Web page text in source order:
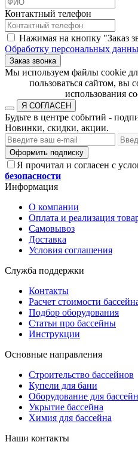
Контактный телефон
Нажимая на кнопку "Заказ
Обработку персональных
Заказ звонка
​​​​​​​Мы используем файлы cookie
пользоваться сайтом, вы
использования
Я СОГЛАСЕН
Будьте в центре событий -
Новинки, скидки, акции.
Оформить подписку
Я прочитал и согласен с
безопасности
Информация
О компании
Оплата и реализация
Самовывоз
Доставка
Условия соглашения
Служба поддержки
Контакты
Расчет стоимости
Подбор оборудования
Статьи про бассейны
Инструкции
Основные направления
Строительство бассейнов
Купели для бани
Оборудование для
Укрытие бассейна
Химия для бассейна
Наши контакты